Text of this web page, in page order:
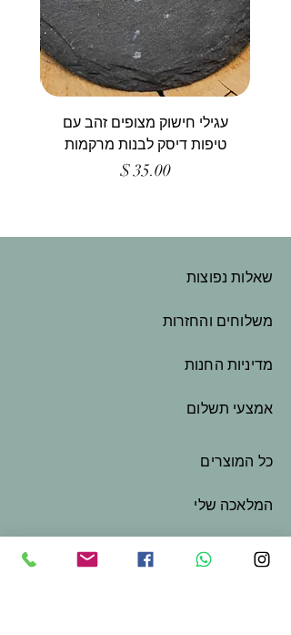
עגילי חישוק מצופים זהב עם
טיפות דיסק לבנות מרקמות
מחיר
שאלות נפוצות
משלוחים והחזרות
מדיניות החנות
אמצעי תשלום
כל המוצרים
המלאכה שלי
שובר מתנה